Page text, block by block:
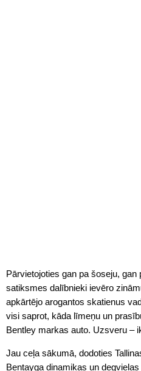
Pārvietojoties gan pa šoseju, gan
satiksmes dalībnieki ievēro
apkārtējo arogantos skatienus
visi saprot, kāda līmeņu un
Bentley markas auto. Uzsveru –
Jau ceļa sākumā, dodoties
Bentayga dinamikas un